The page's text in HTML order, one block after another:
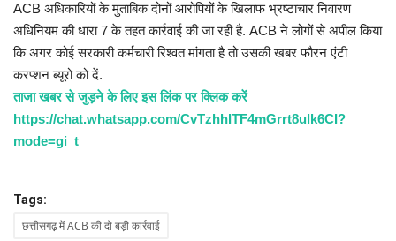
ACB अधिकारियों के मुताबिक दोनों आरोपियों के खिलाफ भ्रष्टाचार निवारण
अधिनियम की धारा 7 के तहत कार्रवाई की जा रही है. ACB ने लोगों से अपील किया
कि अगर कोई सरकारी कर्मचारी रिश्वत मांगता है तो उसकी खबर फौरन एंटी
करप्शन ब्यूरो को दें.
ताजा खबर से जुड़ने के लिए इस लिंक पर क्लिक करें
https://chat.whatsapp.com/CvTzhhITF4mGrrt8ulk6CI?
mode=gi_t
Tags:
छत्तीसगढ़ में ACB की दो बड़ी कार्रवाई